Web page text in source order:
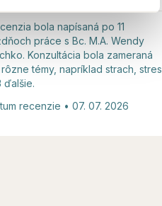
bola napísaná po 11
práce s Bc. M.A. Wendy
Konzultácia bola zameraná
témy, napríklad strach, stres
ďalšie.
recenzie • 07. 07. 2026